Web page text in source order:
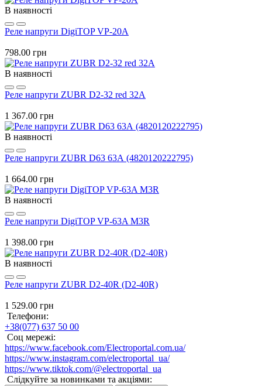
В наявності
Реле напруги DigiTOP VP-20A
798.00 грн
В наявності
Реле напруги ZUBR D2-32 red 32А
1 367.00 грн
В наявності
Реле напруги ZUBR D63 63А (4820120222795)
1 664.00 грн
В наявності
Реле напруги DigiTOP VP-63A M3R
1 398.00 грн
В наявності
Реле напруги ZUBR D2-40R (D2-40R)
1 529.00 грн
Телефони:
+38(077) 637 50 00
Соц мережі:
https://www.facebook.com/Electroportal.com.ua/
https://www.instagram.com/electroportal_ua/
https://www.tiktok.com/@electroportal_ua
Слідкуйте за новинками та акціями: